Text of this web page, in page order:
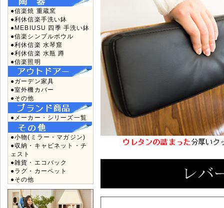
●信楽焼 重蔵窯
●利休信楽手洗い鉢
●MEBIUSU 四季 手洗い鉢
●信楽シンプルボウル
●利休信楽 水琴窟
●利休信楽 水瓶 蹲
●信楽照明
●ガーデン家具
●室外機カバー
●その他
●メーカー・シリーズ一覧
●小物(ミラー・マガジン)
●収納・キャビネット・チ
ェスト
●雑貨・エコバック
●ラグ・カーペット
●その他